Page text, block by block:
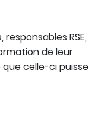
RSE,
de leur
celle-ci puisse